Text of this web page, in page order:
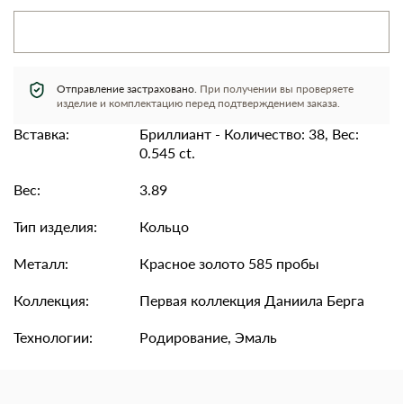
Отправление застраховано. При получении вы проверяете
изделие и комплектацию перед подтверждением заказа.
Вставка:
Бриллиант - Количество: 38, Вес:
0.545 ct.
Вес:
3.89
Тип изделия:
Кольцо
Металл:
Красное золото 585 пробы
Коллекция:
Первая коллекция Даниила Берга
Технологии:
Родирование, Эмаль